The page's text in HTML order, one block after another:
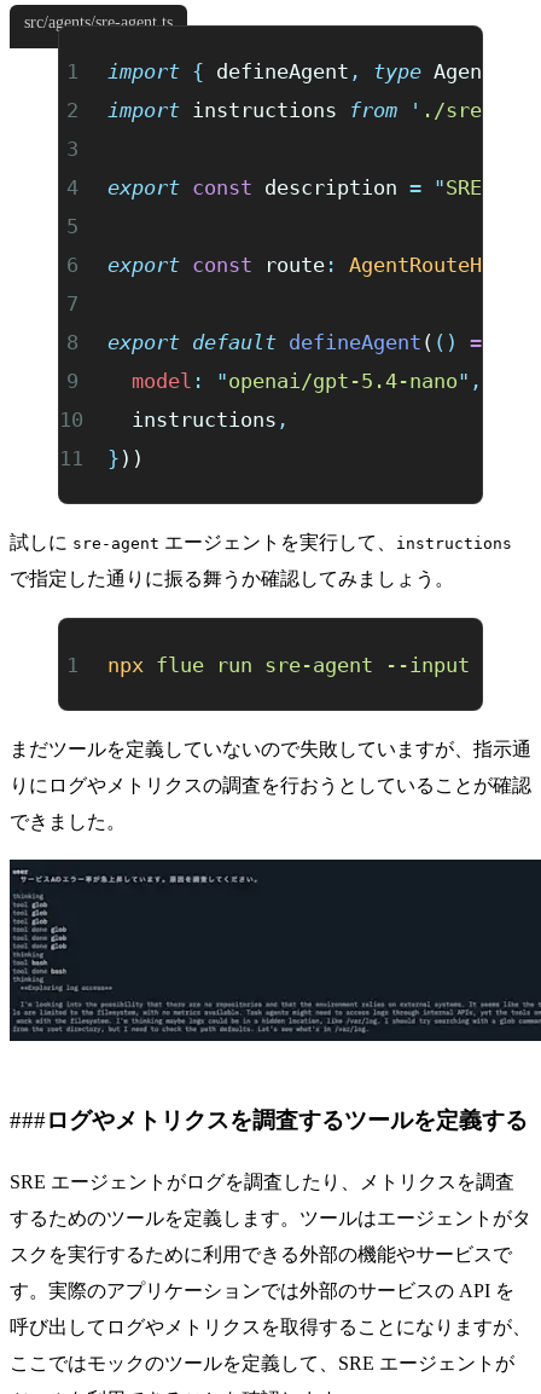
src/agents/sre-agent.ts
import { defineAgent , type
import instructions from ' ./sre-
export const description = "SRE エ
export const route :
export default defineAgent ( () =>
  model
: "openai/gpt-5.4-nano" ,
  instructions
,
} ))
試しに sre-agent エージェントを実行して、 instructions
で指定した通りに振る舞うか確認してみましょう。
npx flue run sre-agent --input
まだツールを定義していないので失敗していますが、指示通
りにログやメトリクスの調査を行おうとしていることが確認
できました。
ログやメトリクスを調査するツールを定義する
SRE エージェントがログを調査したり、メトリクスを調査
するためのツールを定義します。ツールはエージェントがタ
スクを実行するために利用できる外部の機能やサービスで
す。実際のアプリケーションでは外部のサービスの API を
呼び出してログやメトリクスを取得することになりますが、
ここではモックのツールを定義して、SRE エージェントが